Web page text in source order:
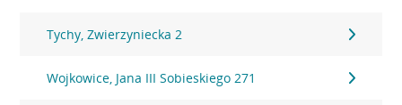
Tychy, Zwierzyniecka 2
Wojkowice, Jana III Sobieskiego 271